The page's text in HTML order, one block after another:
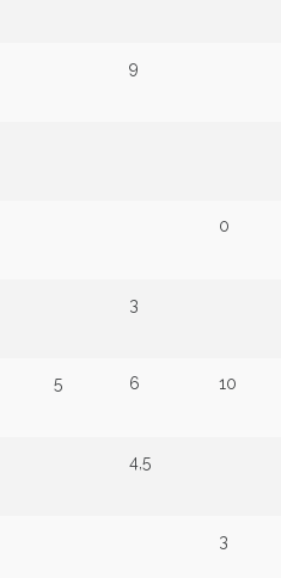
9
0
3
5 6 10
4,5
3